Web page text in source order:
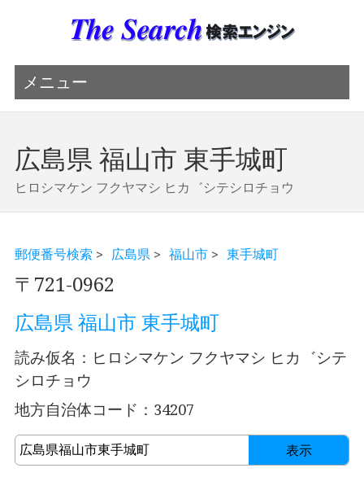
メニュー
広島県 福山市 東手城町
ヒロシマケン フクヤマシ ヒカ゛シテシロチョウ
郵便番号検索 > 広島県 > 福山市> 東手城町
〒721-0962
広島県 福山市 東手城町
読み仮名：ヒロシマケン フクヤマシ ヒカ゛シテ
シロチョウ
地方自治体コード：34207
表示